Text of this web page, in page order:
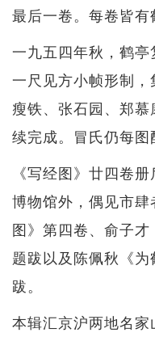
最后一卷。每卷皆有
一九五四年秋，鹤
一尺见方小帧形制
瘦铁、张石园、郑
续完成。冒氏仍每图
《写经图》廿四卷
博物馆外，偶见市
图》第四卷、俞子
题跋以及陈佩秋《
跋。
本辑汇京沪两地名家